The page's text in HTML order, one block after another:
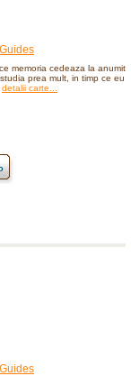
memoria cedeaza la anumite
prea mult, in timp ce eu
detalii carte...